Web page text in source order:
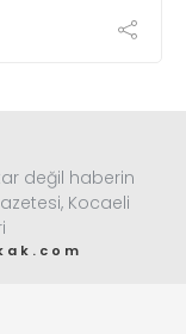
değil haberin
Kocaeli